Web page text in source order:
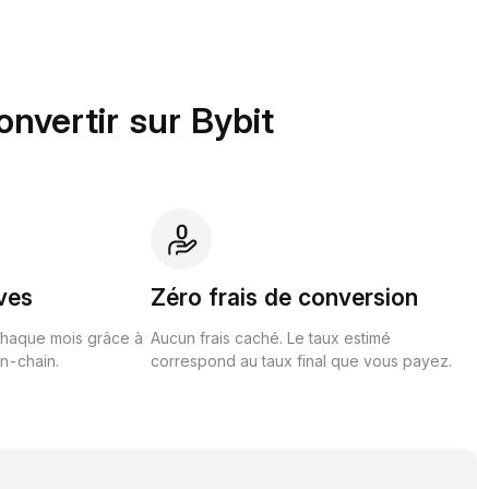
sur Bybit
mois grâce à
chain.
Zéro frais de conversion
Aucun frais caché. Le taux estimé
correspond au taux final que vous payez.